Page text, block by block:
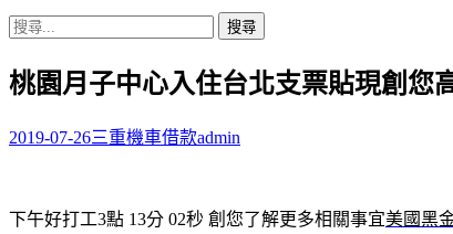
搜
關
字:
桃園月子中心入住台北支票貼現創您
2019-07-26三重機車借款admin
下午好打工3點 13分 02秒 創您了解更多相關事宜美國黑